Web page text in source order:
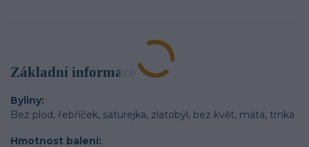
Základní informace
Byliny
Bez plod, řebříček, saturejka, zlatobýl, bez květ, máta, trnka
Hmotnost balení